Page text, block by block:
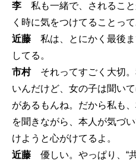
李 私も一緒で、されるこ
く時に気をつけてることっ
近藤 私は、とにかく最後
してる。
市村 それってすごく大切
いんだけど、女の子は聞い
があるもんね。だから私も
を聞きながら、本人が気づ
けようと心がけてるよ。
近藤 優しい。やっぱり、“